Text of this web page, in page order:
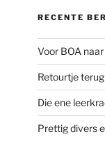
RECENTE
Voor BOA
Retourtje
Die ene
Prettig divers